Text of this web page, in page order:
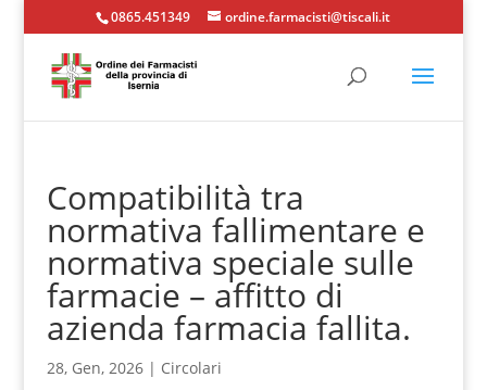
0865.451349 ordine.farmacisti@tiscali.it
Compatibilità tra
normativa fallimentare e
normativa speciale sulle
farmacie – affitto di
azienda farmacia fallita.
28, Gen, 2026| Circolari